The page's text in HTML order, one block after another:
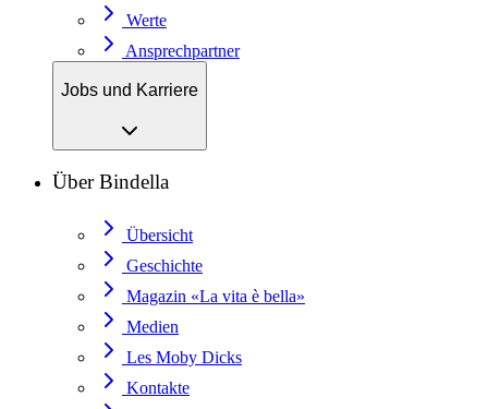
Werte
Ansprechpartner
Jobs und Karriere
Über Bindella
Übersicht
Geschichte
Magazin «La vita è bella»
Medien
Les Moby Dicks
Kontakte